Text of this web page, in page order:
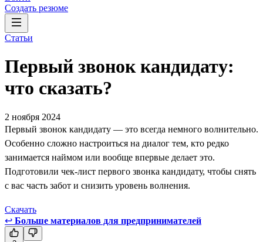
Создать резюме
Статьи
Первый звонок кандидату:
что сказать?
2 ноября 2024
Первый звонок кандидату — это всегда немного волнительно.
Особенно сложно настроиться на диалог тем, кто редко
занимается наймом или вообще впервые делает это.
Подготовили чек-лист первого звонка кандидату, чтобы снять
с вас часть забот и снизить уровень волнения.
Скачать
↩ Больше материалов для предпринимателей